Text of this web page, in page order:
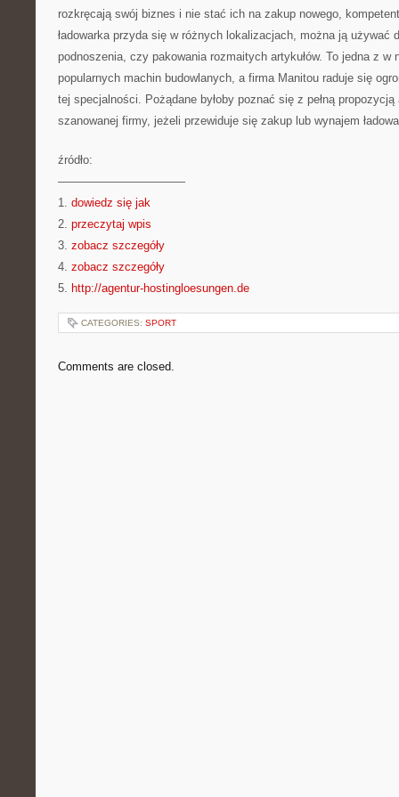
rozkręcają swój biznes i nie stać ich na zakup nowego,
ładowarka przyda się w różnych lokalizacjach, można ją używać
podnoszenia, czy pakowania rozmaitych artykułów. To jedna z w
popularnych machin budowlanych, a firma Manitou raduje się
tej specjalności. Pożądane byłoby poznać się z pełną propozycją
szanowanej firmy, jeżeli przewiduje się zakup lub wynajem
źródło:
———————————
1. dowiedz się jak
2. przeczytaj wpis
3. zobacz szczegóły
4. zobacz szczegóły
5. http://agentur-hostingloesungen.de
CATEGORIES: SPORT
Comments are closed.